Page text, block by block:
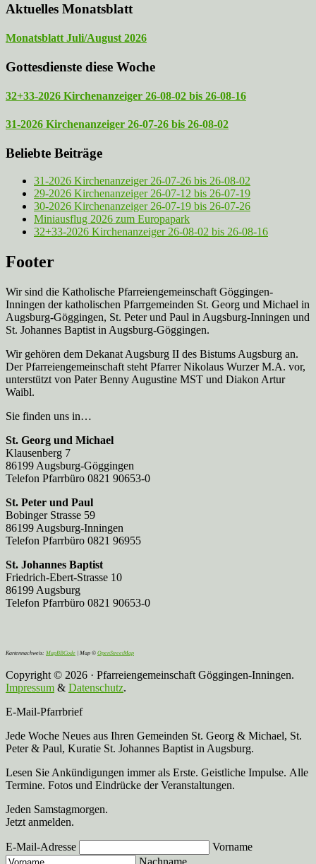
Aktuelles Monatsblatt
Monatsblatt Juli/August 2026
Gottesdienste diese Woche
32+33-2026 Kirchenanzeiger 26-08-02 bis 26-08-16
31-2026 Kirchenanzeiger 26-07-26 bis 26-08-02
Beliebte Beiträge
31-2026 Kirchenanzeiger 26-07-26 bis 26-08-02
29-2026 Kirchenanzeiger 26-07-12 bis 26-07-19
30-2026 Kirchenanzeiger 26-07-19 bis 26-07-26
Miniausflug 2026 zum Europapark
32+33-2026 Kirchenanzeiger 26-08-02 bis 26-08-16
Footer
Wir sind die Katholische Pfarreien­gemeinschaft Göggingen-
Inningen der katholischen Pfarrgemeinden St. Georg und Michael in
Augsburg-Göggingen, St. Peter und Paul in Augsburg-Inningen und
St. Johannes Baptist in Augsburg-Göggingen.
Wir gehören dem Dekanat Augsburg II des Bistums Augsburg an.
Der Pfarreien­gemeinschaft steht Pfarrer Nikolaus Wurzer M.A. vor,
unterstützt von Pater Benny Augustine MST und Diakon Artur
Waibl.
Sie finden uns in…
St. Georg und Michael
Klausenberg 7
86199 Augsburg-Göggingen
Telefon Pfarrbüro 0821 90653-0
St. Peter und Paul
Bobinger Strasse 59
86199 Augsburg-Inningen
Telefon Pfarrbüro 0821 96955
St. Johannes Baptist
Friedrich-Ebert-Strasse 10
86199 Augsburg
Telefon Pfarrbüro 0821 90653-0
Kartennachweis: MapBBCode | Map © OpenStreetMap
Copyright © 2026 · Pfarreiengemeinschaft Göggingen-Inningen.
Impressum & Datenschutz.
E-Mail-Pfarrbrief
Jede Woche Neues aus Ihren Gemeinden St. Georg & Michael, St.
Peter & Paul, Kuratie St. Johannes Baptist in Augsburg.
Lesen Sie Ankündigungen immer als Erste. Geistliche Impulse. Alle
Termine. Fotos und Eindrücke der Veranstaltungen.
Jeden Samstagmorgen.
Jetzt anmelden.
E-Mail-Adresse
Vorname
Nachname